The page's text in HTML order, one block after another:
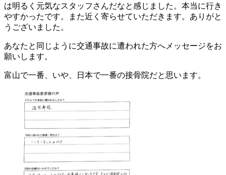
は明るく元気なスタッフさんだなと感じました。本当に行き
やすかったです。また近く寄らせていただきます。ありがと
うございました。
あなたと同じように交通事故に遭われた方へメッセージをお
願いします。
富山で一番、いや、日本で一番の接骨院だと思います。